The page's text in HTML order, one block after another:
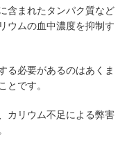
含まれたタンパク質など
ウムの血中濃度を抑制す
る必要があるのはあくま
とです。
カリウム不足による弊害